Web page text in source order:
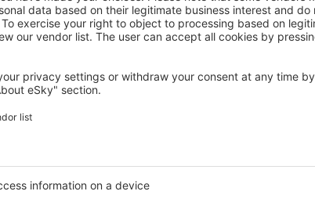
Laky na nehty a odlakovače (kromě hořlavých)
Oleje do koupele, hydratační substance
Kryté holicí strojky a břitvy (s výjimkou holicích strojků na jedno použití
s ostřím v krytu)